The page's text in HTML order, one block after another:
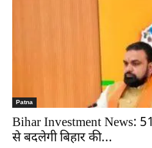
Patna
Bihar Investment News:
से बदलेगी बिहार की...